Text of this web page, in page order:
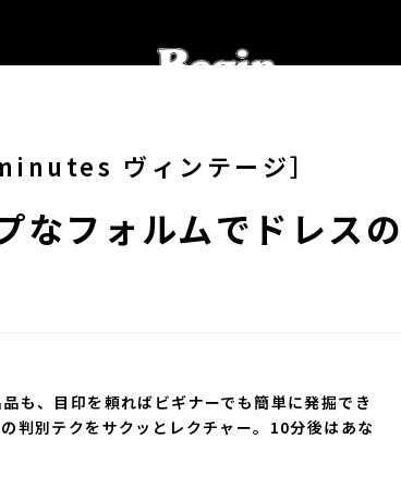
ヴィンテージ］
なフォルムでドレス
、目印を頼ればビギナーでも簡単に発掘でき
判別テクをサクッとレクチャー。10分後はあな